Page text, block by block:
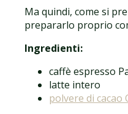
Ma quindi, come si
prepararlo proprio
Ingredienti:
caffè espresso
latte intero
polvere di cacao